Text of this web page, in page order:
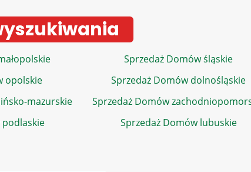
Sprzedaż Domów śląskie
opolskie
Sprzedaż Domów dolnośląskie
mazurskie
Sprzedaż Domów
podlaskie
Sprzedaż Domów lubuskie